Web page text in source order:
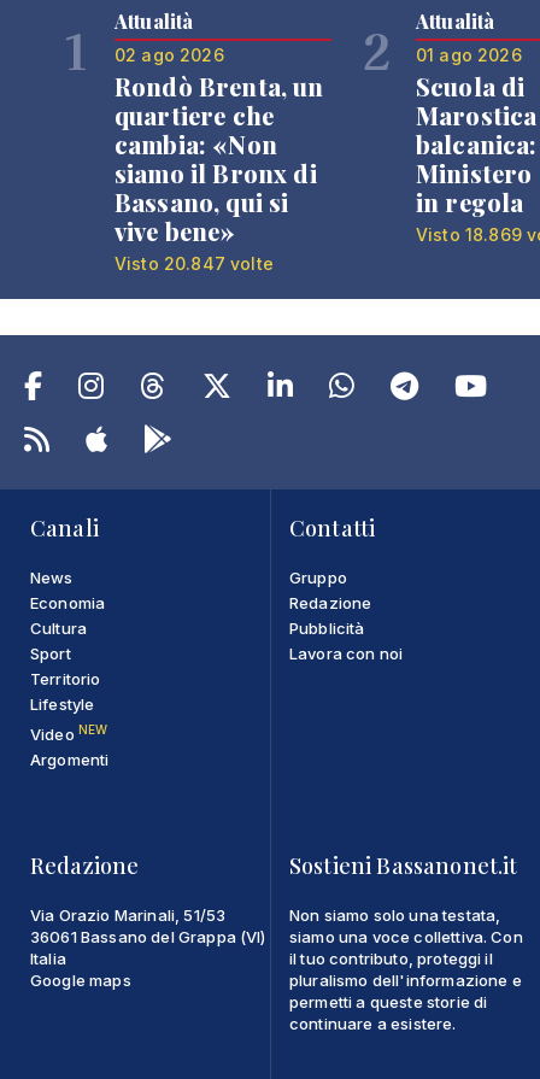
1 Attualità
02 ago 2026
Rondò Brenta, un
quartiere che
cambia: «Non
siamo il Bronx di
Bassano, qui si
vive bene»
Visto 20.847 volte
2 Attualità
01 ago 2026
Scuola di
Ministero
in regola
Visto 18.869
Canali
News
Economia
Cultura
Sport
Territorio
Lifestyle
Video NEW
Argomenti
Contatti
Gruppo
Redazione
Pubblicità
Lavora con noi
Redazione
Via Orazio Marinali, 51/53
36061 Bassano del Grappa (VI)
Italia
Google maps
Sostieni Bassanonet.it
Non siamo solo una testata,
siamo una voce collettiva. Con
il tuo contributo, proteggi il
pluralismo dell'informazione e
permetti a queste storie di
continuare a esistere.